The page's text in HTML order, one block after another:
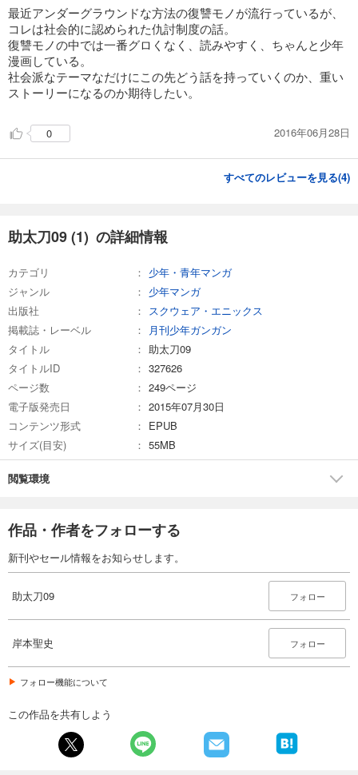
最近アンダーグラウンドな方法の復讐モノが流行っているが、
コレは社会的に認められた仇討制度の話。
復讐モノの中では一番グロくなく、読みやすく、ちゃんと少年
漫画している。
社会派なテーマなだけにこの先どう話を持っていくのか、重い
ストーリーになるのか期待したい。
0 2016年06月28日
すべてのレビューを見る(4)
助太刀09 (1) の詳細情報
カテゴリ
少年・青年マンガ
ジャンル
少年マンガ
出版社
スクウェア・エニックス
掲載誌・レーベル
月刊少年ガンガン
タイトル
助太刀09
タイトルID
327626
ページ数
249ページ
電子版発売日
2015年07月30日
コンテンツ形式
EPUB
サイズ(目安)
55MB
閲覧環境
作品・作者をフォローする
新刊やセール情報をお知らせします。
助太刀09 フォロー
岸本聖史 フォロー
フォロー機能について
この作品を共有しよう